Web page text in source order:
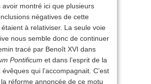
avoir montré ici que plusieurs
négatives de cette
à relativiser. La seule voie
nous semble donc de continuer
tracé par Benoît XVI dans
Pontificum et dans l’esprit de la
qui l’accompagnait. C’est
réforme annoncée de ce motu